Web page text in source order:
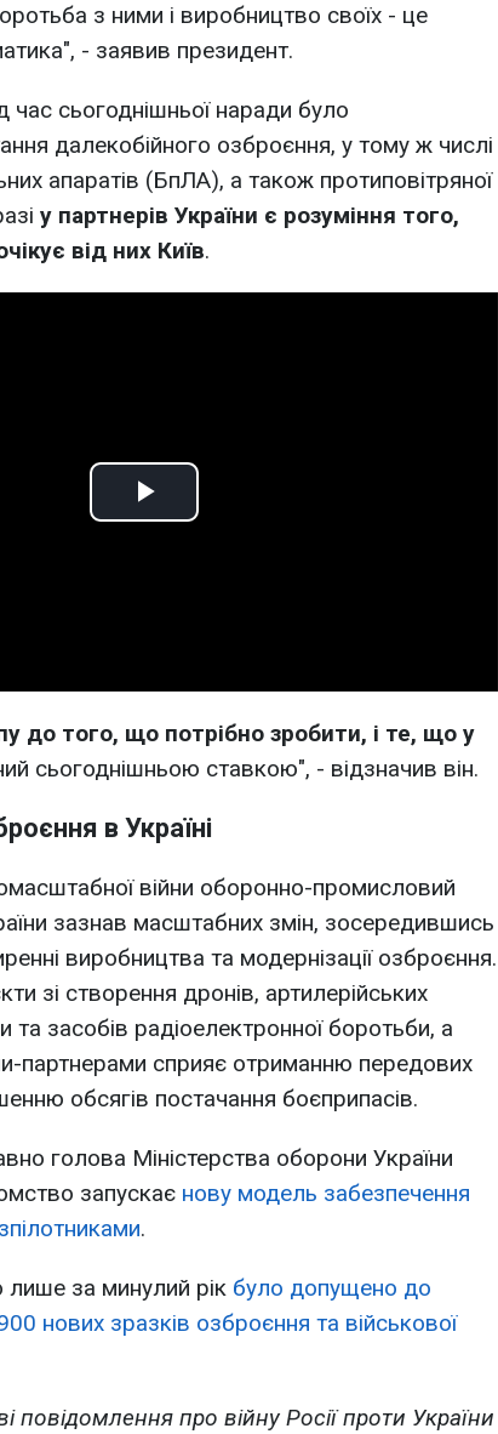
з ними і виробництво своїх - це
- заявив президент.
час сьогоднішньої наради було
далекобійного озброєння, у тому ж числі
апаратів (БпЛА), а також протиповітряної
у партнерів України є розуміння того,
від них Київ.
Play
до того, що потрібно зробити, і те, що у
сьогоднішньою ставкою", - відзначив він.
в Україні
війни оборонно-промисловий
зазнав масштабних змін, зосередившись
виробництва та модернізації озброєння.
зі створення дронів, артилерійських
та засобів радіоелектронної боротьби, а
партнерами сприяє отриманню передових
обсягів постачання боєприпасів.
голова Міністерства оборони України
запускає нову модель забезпечення
.
за минулий рік було допущено до
нових зразків озброєння та військової
повідомлення про війну Росії проти України